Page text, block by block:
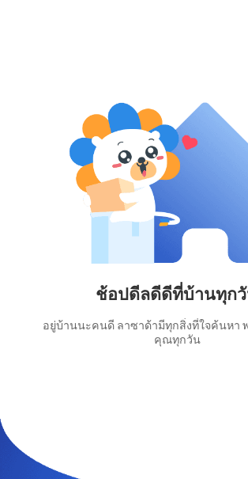
ช้อปดีลดีดีที่บ้านทุก
อยู่บ้านนะคนดี ลาซาด้ามีทุกสิ่งที่ใจค้นหา
คุณทุกวัน